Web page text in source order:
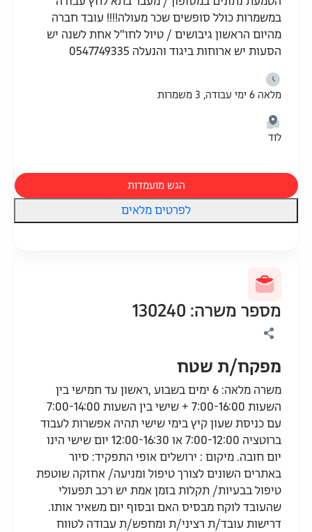
במשמרות כולל סופשים שכר מעולה!!!! עובד חברה
מהיום הראשון גיבושים / טיול לחו"ל אחת לשנה יש
הסעות יש ארוחות ביגוד והנעלה 0547749335
מלאה 6 ימי עבודה, 3 משמרות
לוד
הגש מועמדות
לפרטים מלאים
מספר משרה: 130240
מפקח/ת שטח
משרה מלאה: 6 ימים בשבוע ,ראשון עד חמישי בין
השעות 7:00-16:00 + שישי בין השעות 7:00-14:00
עם כניסת שעון קיץ בימי שישי תהיה אפשרות לעבוד
ברוטציה 7:00-12:00 או 12:00-16:30 יום שישי הינו
יום חובה. מיקום : ירושלים אופי התפקיד: סיור
באתרים השונים לצורך טיפול ומניעה/ אחזקה שוטפת
טיפול בבעיות/ תקלות בזמן אמת יש רכב תפעולי
שהעובד לוקח מבסיס האם ובסוף יום משאיר אותו.
דרישות עובד/ת רציני/ת ומחפש/ת עבודה לטווח